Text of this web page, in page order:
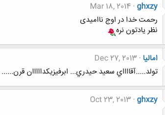
ghxzy
Mar 18, 2014
رحمت خدا در اوج ناامیدی
نظر یادتون نره
امالیا Dec 27, 2013
تولد.....آقااااي سعيد حيدري... ابرفيزيكدااااان قرن......
ghxzy
Oct 23, 2013